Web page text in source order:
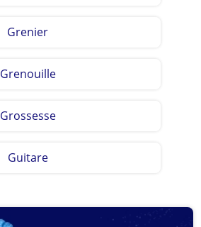
Grenier
Grenouille
Grossesse
Guitare